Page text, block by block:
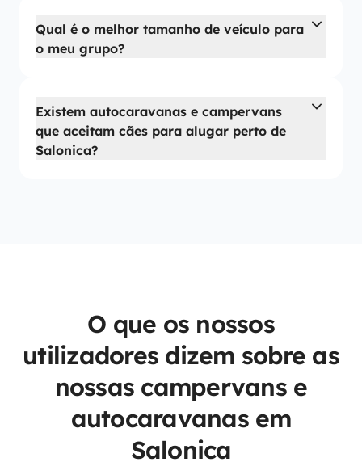
Qual é o melhor tamanho de veículo para
o meu grupo?
Existem autocaravanas e campervans
que aceitam cães para alugar perto de
Salonica?
O que os nossos
utilizadores dizem sobre as
nossas campervans e
autocaravanas em
Salonica